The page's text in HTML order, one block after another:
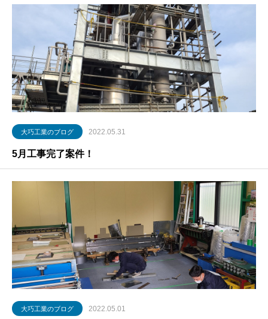
大巧工業のブログ 2022.05.31
5月工事完了案件！
大巧工業のブログ 2022.05.01